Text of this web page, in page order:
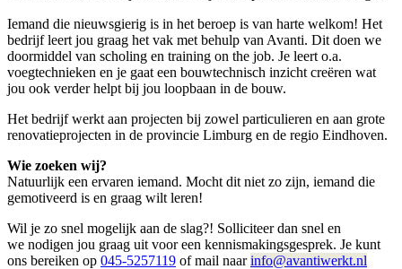
Iemand die nieuwsgierig is in het beroep is van harte welkom! Het
bedrijf leert jou graag het vak met behulp van Avanti. Dit doen we
doormiddel van scholing en training on the job. Je leert o.a.
voegtechnieken en je gaat een bouwtechnisch inzicht creëren wat
jou ook verder helpt bij jou loopbaan in de bouw.
Het bedrijf werkt aan projecten bij zowel particulieren en aan grote
renovatieprojecten in de provincie Limburg en de regio Eindhoven.
Wie zoeken wij?
Natuurlijk een ervaren iemand. Mocht dit niet zo zijn, iemand die
gemotiveerd is en graag wilt leren!
Wil je zo snel mogelijk aan de slag?! Solliciteer dan snel en
we nodigen jou graag uit voor een kennismakingsgesprek. Je kunt
ons bereiken op 045-5257119 of mail naarinfo@avantiwerkt.nl